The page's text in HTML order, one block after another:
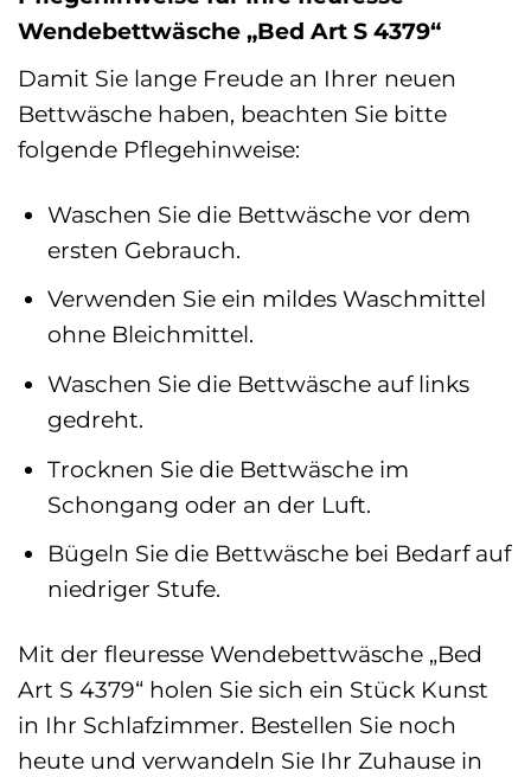
Wendebettwäsche „Bed Art S 4379“
Damit Sie lange Freude an Ihrer neuen
Bettwäsche haben, beachten Sie bitte
folgende Pflegehinweise:
Waschen Sie die Bettwäsche vor dem
ersten Gebrauch.
Verwenden Sie ein mildes Waschmittel
ohne Bleichmittel.
Waschen Sie die Bettwäsche auf links
gedreht.
Trocknen Sie die Bettwäsche im
Schongang oder an der Luft.
Bügeln Sie die Bettwäsche bei Bedarf auf
niedriger Stufe.
Mit der fleuresse Wendebettwäsche „Bed
Art S 4379“ holen Sie sich ein Stück Kunst
in Ihr Schlafzimmer. Bestellen Sie noch
heute und verwandeln Sie Ihr Zuhause in